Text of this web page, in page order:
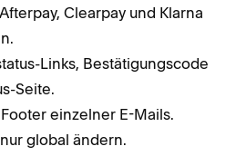
Clearpay und Klarna
Links, Bestätigungscode
Seite.
einzelner E-Mails.
global ändern.